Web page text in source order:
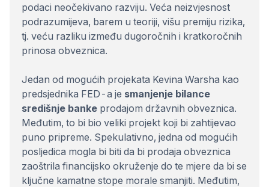
podaci neočekivano razviju. Veća neizvjesnost
podrazumijeva, barem u teoriji, višu premiju rizika,
tj. veću razliku između dugoročnih i kratkoročnih
prinosa obveznica.
Jedan od mogućih projekata Kevina Warsha kao
predsjednika FED-a je smanjenje bilance
središnje banke prodajom državnih obveznica.
Međutim, to bi bio veliki projekt koji bi zahtijevao
puno pripreme. Spekulativno, jedna od mogućih
posljedica mogla bi biti da bi prodaja obveznica
zaoštrila financijsko okruženje do te mjere da bi se
ključne kamatne stope morale smanjiti. Međutim,